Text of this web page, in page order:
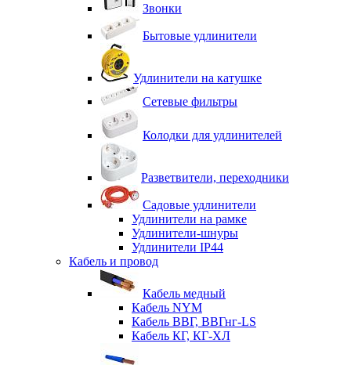
Звонки
Бытовые удлинители
Удлинители на катушке
Сетевые фильтры
Колодки для удлинителей
Разветвители, переходники
Садовые удлинители
Удлинители на рамке
Удлинители-шнуры
Удлинители IP44
Кабель и провод
Кабель медный
Кабель NYM
Кабель ВВГ, ВВГнг-LS
Кабель КГ, КГ-ХЛ